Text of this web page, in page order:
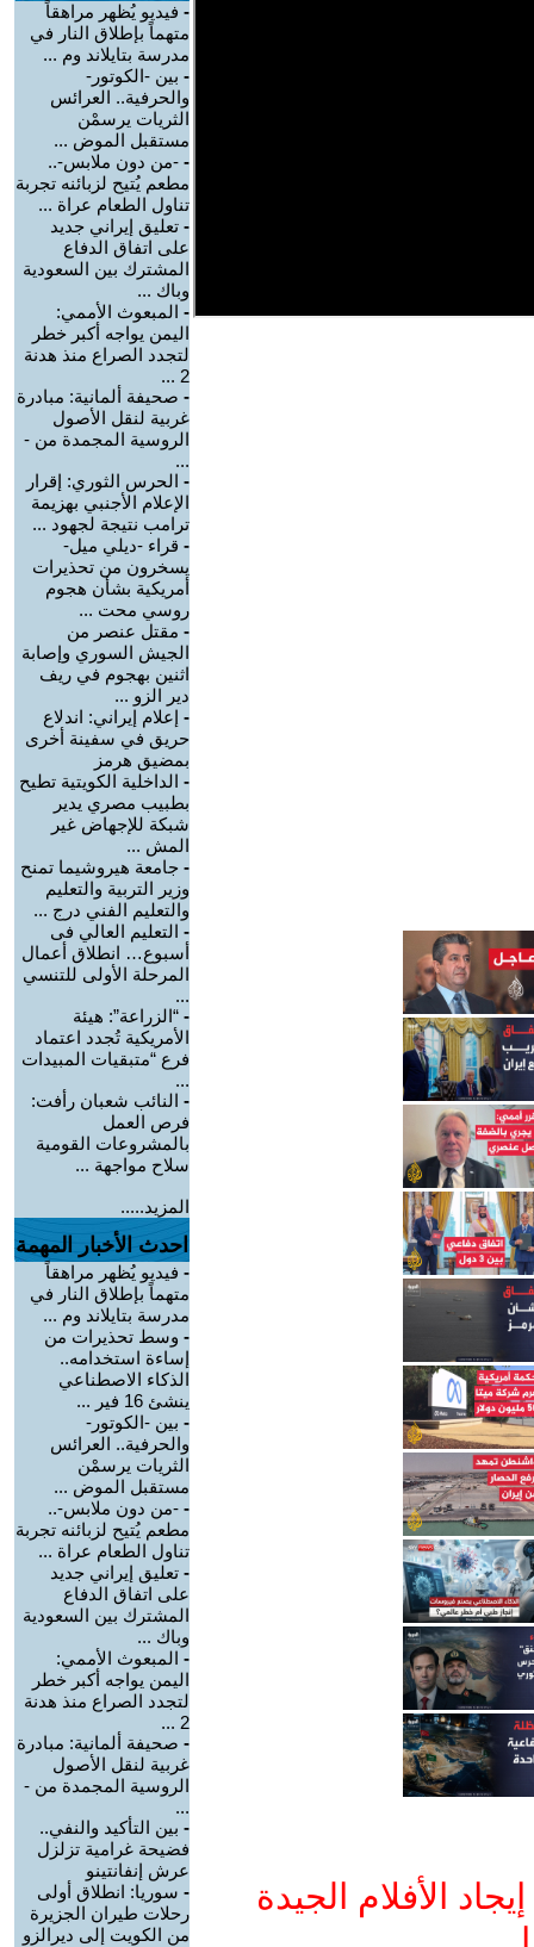
الأفلام الجيدة
- فيديو يُظهر مراهقاً
متهماً بإطلاق النار في
مدرسة بتايلاند وم ...
- بين -الكوتور-
والحرفية.. العرائس
الثريات يرسمْن
مستقبل الموض ...
- -من دون ملابس-..
مطعم يُتيح لزبائنه تجربة
تناول الطعام عراة ...
- تعليق إيراني جديد
على اتفاق الدفاع
المشترك بين السعودية
وباك ...
- المبعوث الأممي:
اليمن يواجه أكبر خطر
لتجدد الصراع منذ هدنة
2 ...
- صحيفة ألمانية: مبادرة
غربية لنقل الأصول
الروسية المجمدة من -
...
- الحرس الثوري: إقرار
الإعلام الأجنبي بهزيمة
ترامب نتيجة لجهود ...
- قراء -ديلي ميل-
يسخرون من تحذيرات
أمريكية بشأن هجوم
روسي محت ...
- مقتل عنصر من
الجيش السوري وإصابة
اثنين بهجوم في ريف
دير الزو ...
- إعلام إيراني: اندلاع
حريق في سفينة أخرى
بمضيق هرمز
- الداخلية الكويتية تطيح
بطبيب مصري يدير
شبكة للإجهاض غير
المش ...
- جامعة هيروشيما تمنح
وزير التربية والتعليم
والتعليم الفني درج ...
- التعليم العالي فى
أسبوع… انطلاق أعمال
المرحلة الأولى للتنسي
...
- “الزراعة”: هيئة
الأمريكية تُجدد اعتماد
فرع “متبقيات المبيدات
...
- النائب شعبان رأفت:
فرص العمل
بالمشروعات القومية
سلاح مواجهة ...
المزيد.....
احدث الأخبار المهمة
- فيديو يُظهر مراهقاً
متهماً بإطلاق النار في
مدرسة بتايلاند وم ...
- وسط تحذيرات من
إساءة استخدامه..
الذكاء الاصطناعي
ينشئ 16 فير ...
- بين -الكوتور-
والحرفية.. العرائس
الثريات يرسمْن
مستقبل الموض ...
- -من دون ملابس-..
مطعم يُتيح لزبائنه تجربة
تناول الطعام عراة ...
- تعليق إيراني جديد
على اتفاق الدفاع
المشترك بين السعودية
وباك ...
- المبعوث الأممي:
اليمن يواجه أكبر خطر
لتجدد الصراع منذ هدنة
2 ...
- صحيفة ألمانية: مبادرة
غربية لنقل الأصول
الروسية المجمدة من -
...
- بين التأكيد والنفي..
فضيحة غرامية تزلزل
عرش إنفانتينو
- سوريا: انطلاق أولى
رحلات طيران الجزيرة
من الكويت إلى ديرالزو